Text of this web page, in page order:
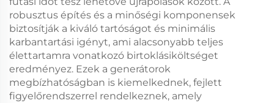
robusztus építés és a minőségi komponensek
biztosítják a kiváló tartóságot és minimális
karbantartási igényt, ami alacsonyabb teljes
élettartamra vonatkozó birtoklásiköltséget
eredményez. Ezek a generátorok
megbízhatóságban is kiemelkednek, fejlett
figyelőrendszerrel rendelkeznek, amely